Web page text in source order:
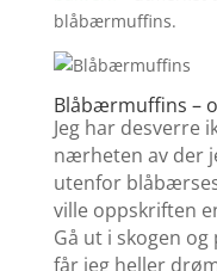
blåbærmuffins.
Blåbærmuffins –
Jeg har desverre
nærheten av der
utenfor
ville oppskriften
Gå ut i skogen
får jeg heller